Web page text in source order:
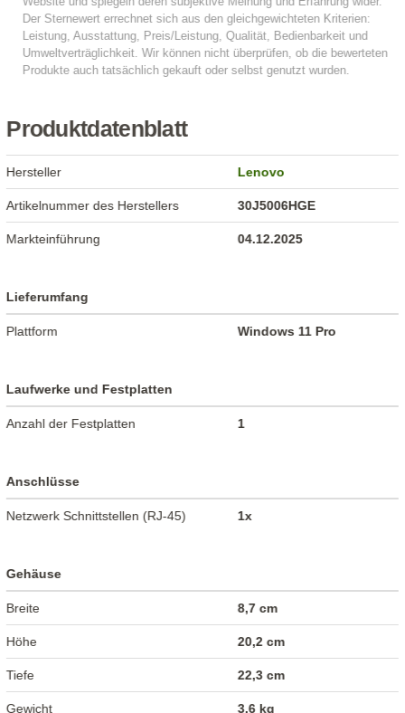
Produktdatenblatt
Hersteller Lenovo
Artikelnummer des Herstellers 30J5006HGE
Markteinführung 04.12.2025
Lieferumfang
Plattform Windows 11 Pro
Laufwerke und Festplatten
Anzahl der Festplatten 1
Anschlüsse
Netzwerk Schnittstellen (RJ-45) 1x
Gehäuse
Breite 8,7 cm
Höhe 20,2 cm
Tiefe 22,3 cm
Gewicht 3,6 kg